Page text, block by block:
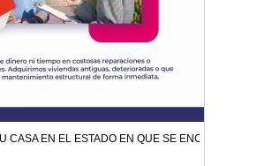
CASA EN EL ESTADO EN QUE SE ENCUENTRE